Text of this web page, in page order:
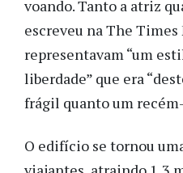
voando. Tanto a atriz
escreveu na The Times
representavam “um
liberdade” que era
frágil quanto um
O edifício se tornou